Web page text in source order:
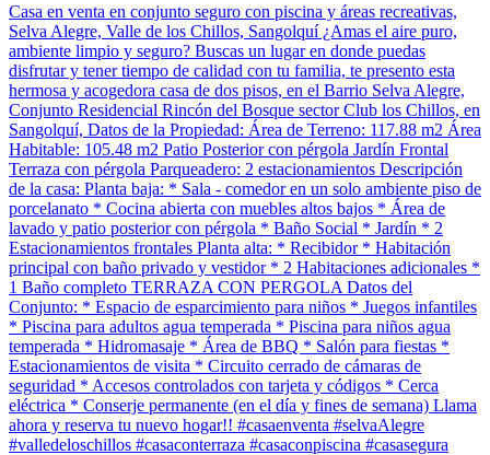
Casa en venta en conjunto seguro con piscina y áreas recreativas,
Selva Alegre, Valle de los Chillos, Sangolquí ¿Amas el aire puro,
ambiente limpio y seguro? Buscas un lugar en donde puedas
disfrutar y tener tiempo de calidad con tu familia, te presento esta
hermosa y acogedora casa de dos pisos, en el Barrio Selva Alegre,
Conjunto Residencial Rincón del Bosque sector Club los Chillos, en
Sangolquí, Datos de la Propiedad: Área de Terreno: 117.88 m2 Área
Habitable: 105.48 m2 Patio Posterior con pérgola Jardín Frontal
Terraza con pérgola Parqueadero: 2 estacionamientos Descripción
de la casa: Planta baja: * Sala - comedor en un solo ambiente piso de
porcelanato * Cocina abierta con muebles altos bajos * Área de
lavado y patio posterior con pérgola * Baño Social * Jardín * 2
Estacionamientos frontales Planta alta: * Recibidor * Habitación
principal con baño privado y vestidor * 2 Habitaciones adicionales *
1 Baño completo TERRAZA CON PERGOLA Datos del
Conjunto: * Espacio de esparcimiento para niños * Juegos infantiles
* Piscina para adultos agua temperada * Piscina para niños agua
temperada * Hidromasaje * Área de BBQ * Salón para fiestas *
Estacionamientos de visita * Circuito cerrado de cámaras de
seguridad * Accesos controlados con tarjeta y códigos * Cerca
eléctrica * Conserje permanente (en el día y fines de semana) Llama
ahora y reserva tu nuevo hogar!! #casaenventa #selvaAlegre
#valledeloschillos #casaconterraza #casaconpiscina #casasegura